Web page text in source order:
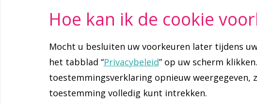
Hoe kan ik de cookie
Mocht u besluiten uw voorkeuren later tijdens
het tabblad “Privacybeleid” op uw scherm
toestemmingsverklaring opnieuw
toestemming volledig kunt intrekken.